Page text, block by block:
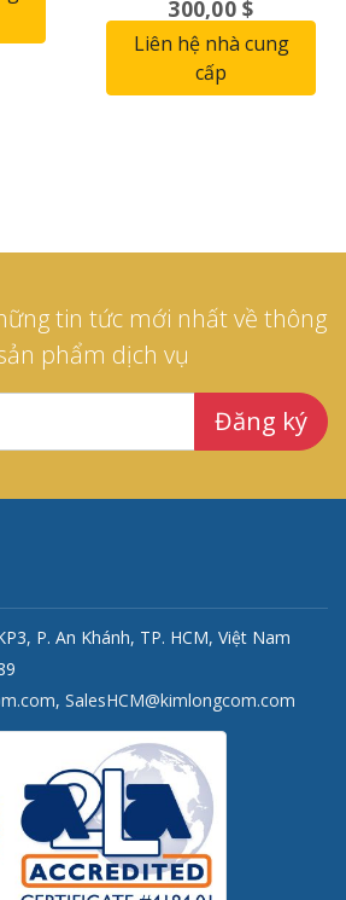
1455
300,00 $
Liên hệ nhà cung
cấp
tin tức mới nhất về thông
phẩm dịch vụ
Đăng ký
P. An Khánh, TP. HCM, Việt Nam
, SalesHCM@kimlongcom.com